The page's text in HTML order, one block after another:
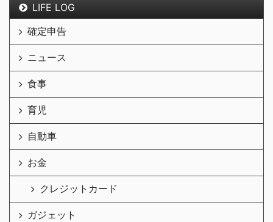
LIFE LOG
確定申告
ニュース
食事
育児
自動車
お金
クレジットカード
ガジェット